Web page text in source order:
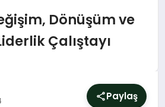
Dönüşüm ve
Çalıştayı
Paylaş